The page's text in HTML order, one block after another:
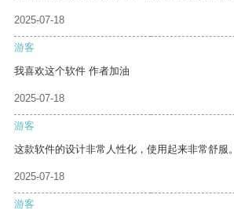
2025-07-18
游客
我喜欢这个软件 作者加油
2025-07-18
游客
这款软件的设计非常人性化，使用起来非常舒服。
2025-07-18
游客